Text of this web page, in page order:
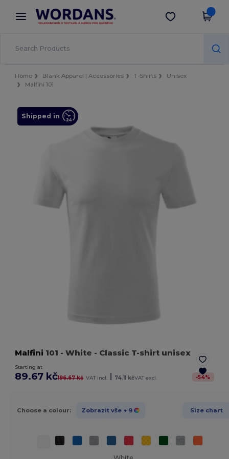
× Aplikace Wordans
Lepší ceny v aplikaci!
Stáhnout app
Home Blank Apparel | Accessories T-Shirts
Unisex
Malfini 101
Shipped in
Malfini 101 - White - Classic T-shirt unisex
Starting at
89.67 kč196.67 kč VAT incl. | 74.11 kčVAT excl. -54%
Choose a colour: Zobrazit vše + 9 Size chart